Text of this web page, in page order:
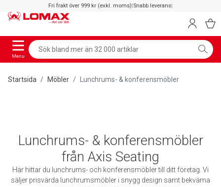
Fri frakt över 999 kr (exkl. moms)|Snabb leverans|
Menu
Startsida Möbler Lunchrums- & konferensmöbler
Lunchrums- & konferensmöbler
från Axis Seating
Här hittar du lunchrums- och konferensmöbler till ditt företag. Vi
säljer prisvärda lunchrumsmöbler i snygg design samt bekväma